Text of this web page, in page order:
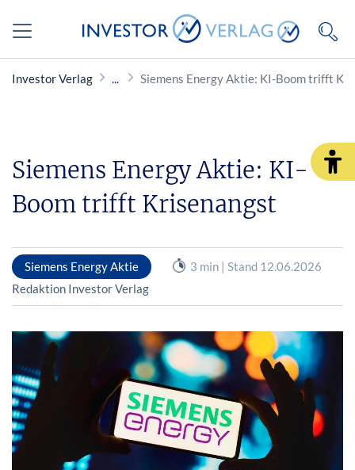
Investor Verlag Siemens Energy Aktie: KI-Boom trifft
Siemens Energy Aktie: KI-
Boom trifft Krisenangst
Siemens Energy Aktie
3 min | Stand 12.06.2026
Redaktion Investor Verlag